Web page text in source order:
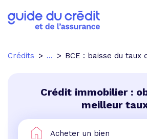
Crédits ... BCE : baisse du taux
Crédit immobilier :
meilleur
Acheter un bien